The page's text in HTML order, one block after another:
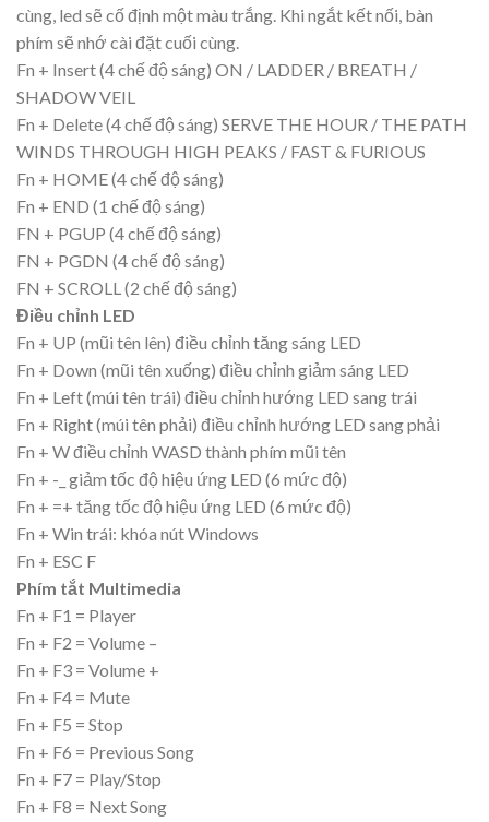
cùng, led sẽ cố định một màu trắng. Khi ngắt kết nối, bàn
phím sẽ nhớ cài đặt cuối cùng.
Fn + Insert (4 chế độ sáng) ON / LADDER / BREATH /
SHADOW VEIL
Fn + Delete (4 chế độ sáng) SERVE THE HOUR / THE PATH
WINDS THROUGH HIGH PEAKS / FAST & FURIOUS
Fn + HOME (4 chế độ sáng)
Fn + END (1 chế độ sáng)
FN + PGUP (4 chế độ sáng)
FN + PGDN (4 chế độ sáng)
FN + SCROLL (2 chế độ sáng)
Điều chỉnh LED
Fn + UP (mũi tên lên) điều chỉnh tăng sáng LED
Fn + Down (mũi tên xuống) điều chỉnh giảm sáng LED
Fn + Left (múi tên trái) điều chỉnh hướng LED sang trái
Fn + Right (múi tên phải) điều chỉnh hướng LED sang phải
Fn + W điều chỉnh WASD thành phím mũi tên
Fn + -_ giảm tốc độ hiệu ứng LED (6 mức độ)
Fn + =+ tăng tốc độ hiệu ứng LED (6 mức độ)
Fn + Win trái: khóa nút Windows
Fn + ESC F
Phím tắt Multimedia
Fn + F1 = Player
Fn + F2 = Volume –
Fn + F3 = Volume +
Fn + F4 = Mute
Fn + F5 = Stop
Fn + F6 = Previous Song
Fn + F7 = Play/Stop
Fn + F8 = Next Song